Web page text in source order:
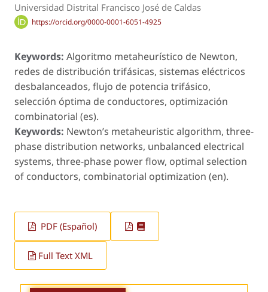
Universidad Distrital Francisco José de Caldas
https://orcid.org/0000-0001-6051-4925
Keywords: Algoritmo metaheurístico de Newton,
redes de distribución trifásicas, sistemas eléctricos
desbalanceados, flujo de potencia trifásico,
selección óptima de conductores, optimización
combinatorial (es).
Keywords: Newton’s metaheuristic algorithm, three-
phase distribution networks, unbalanced electrical
systems, three-phase power flow, optimal selection
of conductors, combinatorial optimization (en).
PDF (Español)
Full Text XML